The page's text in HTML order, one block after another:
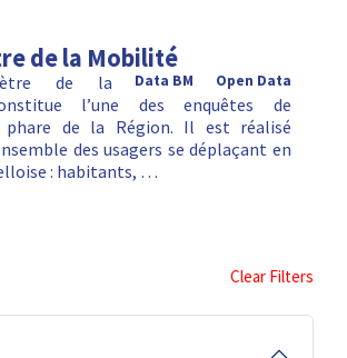
de la Mobilité
Open Data
Data BM
de la
l’une des enquêtes de
phare de la Région. Il est réalisé
des usagers se déplaçant en
: habitants, …
Clear Filters